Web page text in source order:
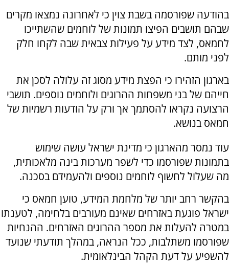
בהודעה שפורסמה בשבת צוין כי לאחרונה נמצאו מקרים
שבהם תושבים הפיצו תמונות של לוחמים שהשתייכו
לחמאס, לצד מידע על פעילות צבאית שבה לקחו חלק
לפני מותם.
בארגון הזהירו כי הפצת מידע מסוג זה עלולה לסכן את
חייהם של בני משפחות ההרוגים ולוחמים נוספים. תושבי
הרצועה נקראו להסתמך אך ורק על הודעות רשמיות של
חמאס בנושא.
עוד נמסר מהארגון כי מדינת ישראל עושה שימוש
בתמונות שפורסמו כדי לשפר מערכות בינה מלאכותית,
מה שעלול לחשוף לוחמים נוספים ולהעמידם בסכנה.
בהקשר רחב יותר של מלחמת המידע, טוען חמאס כי
ישראל פוגעת באזרחים שאינם מעורבים בלחימה, לטענתו
במטרה להעלות את מספר ההרוגים האזרחים. ההנחיות
שפורסמו משתלבות, ככל הנראה, במהלך תודעתי שנועד
להשפיע על דעת הקהל הבינלאומית.